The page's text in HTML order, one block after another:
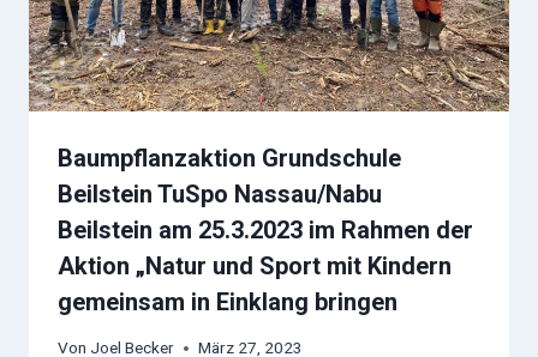
Baumpflanzaktion Grundschule
Beilstein TuSpo Nassau/Nabu
Beilstein am 25.3.2023 im Rahmen der
Aktion „Natur und Sport mit Kindern
gemeinsam in Einklang bringen
Von Joel Becker März 27, 2023